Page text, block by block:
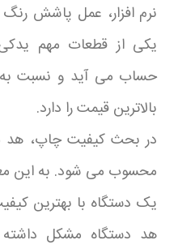
نرم افزار، عمل پاشش
یکی از قطعات مهم
حساب می آید و نسبت به
بالاترین قیمت را دارد.
در بحث کیفیت چاپ، هد
محسوب می شود. به این
یک دستگاه با بهترین
هد دستگاه مشکل